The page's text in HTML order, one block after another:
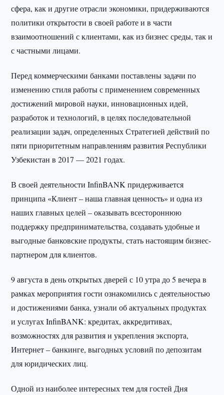
сфера, как и другие отрасли экономики, придерживаются
политики открытости в своей работе и в части
взаимоотношений с клиентами, как из бизнес среды, так и
с частными лицами.
Перед коммерческими банками поставлены задачи по
изменению стиля работы с применением современных
достижений мировой науки, инновационных идей,
разработок и технологий, в целях последовательной
реализации задач, определенных Стратегией действий по
пяти приоритетным направлениям развития Республики
Узбекистан в 2017 — 2021 годах.
В своей деятельности InfinBANK придерживается
принципа «Клиент – наша главная ценность» и одна из
наших главных целей – оказывать всестороннюю
поддержку предпринимательства, создавать удобные и
выгодные банковские продукты, стать настоящим бизнес-
партнером для клиентов.
9 августа в день открытых дверей с 10 утра до 5 вечера в
рамках мероприятия гости ознакомились с деятельностью
и достижениями банка, узнали об актуальных продуктах
и услугах InfinBANK: кредитах, аккредитивах,
возможностях для развития и укрепления экспорта,
Интернет – банкинге, выгодных условий по депозитам
для юридических лиц.
Одной из наиболее интересных тем для гостей Дня